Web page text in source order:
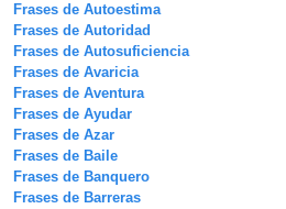
Frases de Autoestima
Frases de Autoridad
Frases de Autosuficiencia
Frases de Avaricia
Frases de Aventura
Frases de Ayudar
Frases de Azar
Frases de Baile
Frases de Banquero
Frases de Barreras